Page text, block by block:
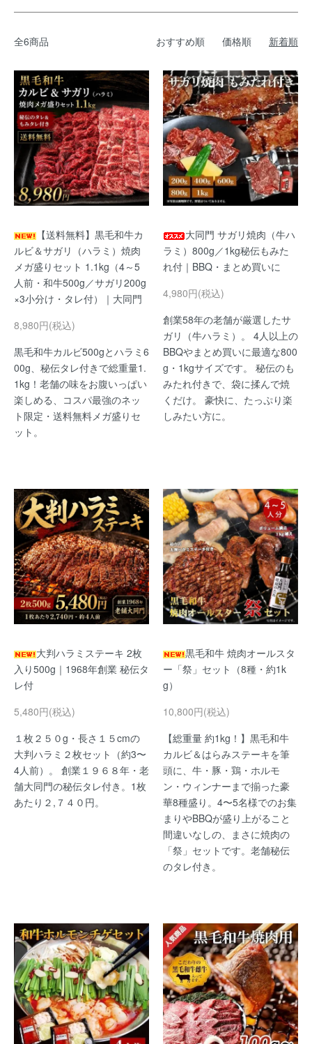
全6商品 おすすめ順 価格順 新着順
【送料無料】黒毛和牛カ
ルビ＆サガリ（ハラミ）焼肉
メガ盛りセット 1.1kg（4～5
人前・和牛500g／サガリ200g
×3小分け・タレ付）｜大同門
8,980円(税込)
黒毛和牛カルビ500gとハラミ6
00g、秘伝タレ付きで総重量1.
1kg！老舗の味をお腹いっぱい
楽しめる、コスパ最強のネッ
ト限定・送料無料メガ盛りセ
ット。
大同門 サガリ焼肉（牛ハ
ラミ）800g／1kg秘伝もみた
れ付｜BBQ・まとめ買いに
4,980円(税込)
創業58年の老舗が厳選したサ
ガリ（牛ハラミ）。 4人以上の
BBQやまとめ買いに最適な800
g・1kgサイズです。 秘伝のも
みたれ付きで、袋に揉んで焼
くだけ。 豪快に、たっぷり楽
しみたい方に。
大判ハラミステーキ 2枚
入り500g｜1968年創業 秘伝タ
レ付
5,480円(税込)
１枚２５０g・長さ１５cmの
大判ハラミ２枚セット（約3〜
4人前）。 創業１９６８年・老
舗大同門の秘伝タレ付き。1枚
あたり２,７４０円。
黒毛和牛 焼肉オールスタ
ー「祭」セット（8種・約1k
g）
10,800円(税込)
【総重量 約1kg！】黒毛和牛
カルビ＆はらみステーキを筆
頭に、牛・豚・鶏・ホルモ
ン・ウィンナーまで揃った豪
華8種盛り。4〜5名様でのお集
まりやBBQが盛り上がること
間違いなしの、まさに焼肉の
「祭」セットです。老舗秘伝
のタレ付き。